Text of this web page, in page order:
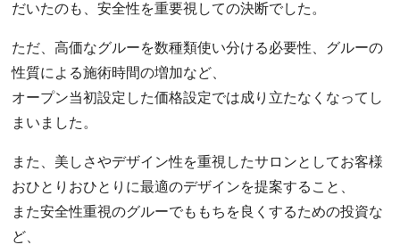
だいたのも、安全性を重要視しての決断でした。
ただ、高価なグルーを数種類使い分ける必要性、グルーの
性質による施術時間の増加など、
オープン当初設定した価格設定では成り立たなくなってし
まいました。
また、美しさやデザイン性を重視したサロンとしてお客様
おひとりおひとりに最適のデザインを提案すること、
また安全性重視のグルーでももちを良くするための投資な
ど、